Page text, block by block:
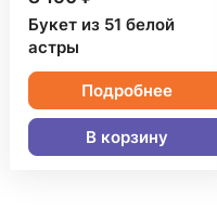
Букет из 51 белой
астры
Подробнее
В корзину